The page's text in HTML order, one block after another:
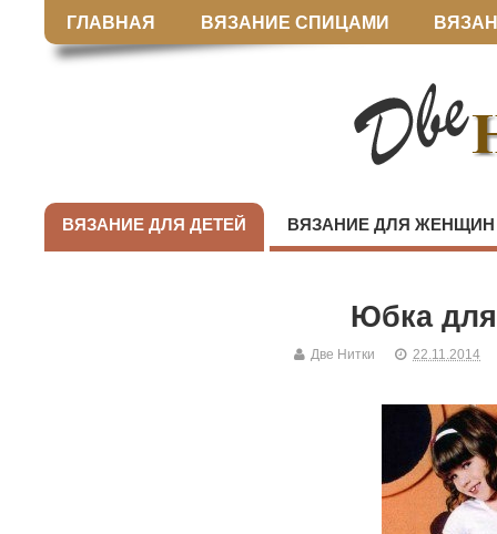
ГЛАВНАЯ ВЯЗАНИЕ СПИЦАМИ
ВЯЗАНИЕ ДЛЯ ДЕТЕЙ ВЯЗАНИЕ ДЛЯ ЖЕНЩИН
Юбка
Две Нитки 22.11.2014